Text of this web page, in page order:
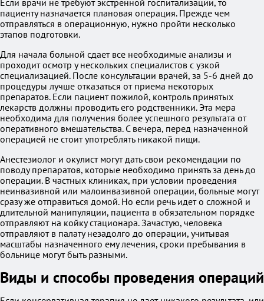
Если врачи не требуют экстренной госпитализации, то
пациенту назначается плановая операция. Прежде чем
отправляться в операционную, нужно пройти несколько
этапов подготовки.
Для начала больной сдает все необходимые анализы и
проходит осмотр у нескольких специалистов с узкой
специализацией. После консультации врачей, за 5-6 дней до
процедуры лучше отказаться от приема некоторых
препаратов. Если пациент пожилой, контроль принятых
лекарств должны проводить его родственники. Эта мера
необходима для получения более успешного результата от
оперативного вмешательства. С вечера, перед назначенной
операцией не стоит употреблять никакой пищи.
Анестезиолог и окулист могут дать свои рекомендации по
поводу препаратов, которые необходимо принять за день до
операции. В частных клиниках, при условии проведения
неинвазивной или малоинвазивной операции, больные могут
сразу же отправиться домой. Но если речь идет о сложной и
длительной манипуляции, пациента в обязательном порядке
отправляют на койку стационара. Зачастую, человека
отправляют в палату незадолго до операции, учитывая
масштабы назначенного ему лечения, сроки пребывания в
больнице могут быть разными.
Виды и способы проведения операций